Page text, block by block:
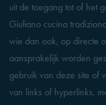
uit de toegang tot of het
Giuliano cucina
wie dan ook, op directe
aansprakelijk worden
gebruik van deze site of
van links of hyperlinks,